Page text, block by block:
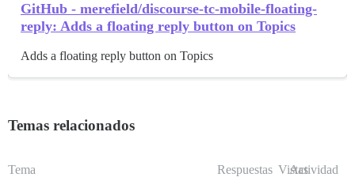
GitHub - merefield/discourse-tc-mobile-floating-
reply: Adds a floating reply button on Topics
Adds a floating reply button on Topics
Temas relacionados
Tema Respuestas Vistas
Actividad